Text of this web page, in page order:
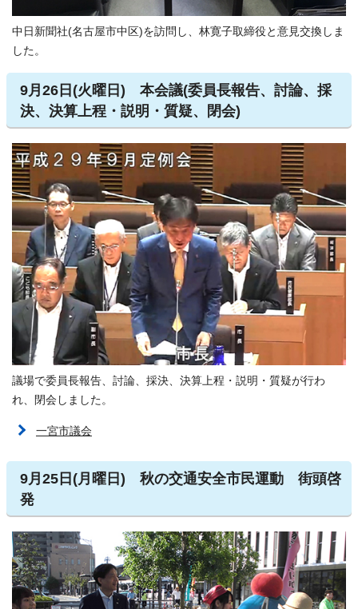
中日新聞社(名古屋市中区)を訪問し、林寛子取締役と意見交換しま
した。
9月26日(火曜日) 本会議(委員長報告、討論、採
決、決算上程・説明・質疑、閉会)
議場で委員長報告、討論、採決、決算上程・説明・質疑が行わ
れ、閉会しました。
一宮市議会
9月25日(月曜日) 秋の交通安全市民運動 街頭啓
発